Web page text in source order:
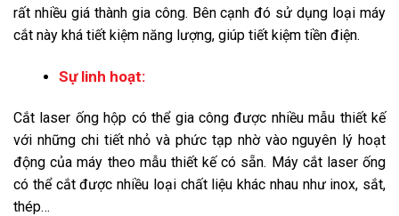
rất nhiều giá thành gia công. Bên cạnh đó sử dụng loại máy
cắt này khá tiết kiệm năng lượng, giúp tiết kiệm tiền điện.
Sự linh hoạt:
Cắt laser ống hộp có thể gia công được nhiều mẫu thiết kế
với những chi tiết nhỏ và phức tạp nhờ vào nguyên lý hoạt
động của máy theo mẫu thiết kế có sẵn. Máy cắt laser ống
có thể cắt được nhiều loại chất liệu khác nhau như inox, sắt,
thép…